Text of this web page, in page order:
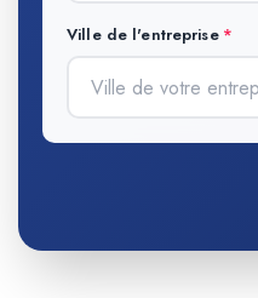
Ville de l'entreprise